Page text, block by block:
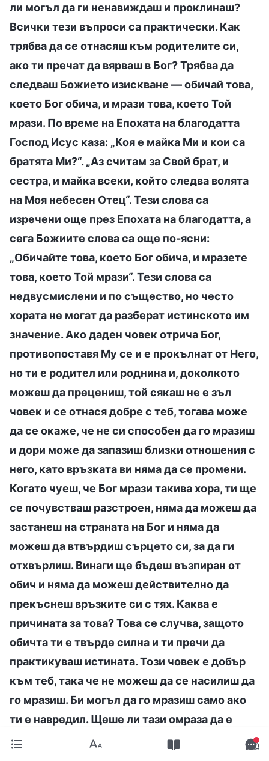
ли могъл да ги ненавиждаш и проклинаш?
Всички тези въпроси са практически. Как
трябва да се отнасяш към родителите си,
ако ти пречат да вярваш в Бог? Трябва да
следваш Божието изискване — обичай това,
което Бог обича, и мрази това, което Той
мрази. По време на Епохата на благодатта
Господ Исус каза: „Коя е майка Ми и кои са
братята Ми?“. „Аз считам за Свой брат, и
сестра, и майка всеки, който следва волята
на Моя небесен Отец“. Тези слова са
изречени още през Епохата на благодатта, а
сега Божиите слова са още по-ясни:
„Обичайте това, което Бог обича, и мразете
това, което Той мрази“. Тези слова са
недвусмислени и по същество, но често
хората не могат да разберат истинското им
значение. Ако даден човек отрича Бог,
противопоставя Му се и е прокълнат от Него,
но ти е родител или роднина и, доколкото
можеш да прецениш, той сякаш не е зъл
човек и се отнася добре с теб, тогава може
да се окаже, че не си способен да го мразиш
и дори може да запазиш близки отношения с
него, като връзката ви няма да се промени.
Когато чуеш, че Бог мрази такива хора, ти ще
се почувстваш разстроен, няма да можеш да
застанеш на страната на Бог и няма да
можеш да втвърдиш сърцето си, за да ги
отхвърлиш. Винаги ще бъдеш възпиран от
обич и няма да можеш действително да
прекъснеш връзките си с тях. Каква е
причината за това? Това се случва, защото
обичта ти е твърде силна и ти пречи да
практикуваш истината. Този човек е добър
към теб, така че не можеш да се насилиш да
го мразиш. Би могъл да го мразиш само ако
ти е навредил. Щеше ли тази омраза да е
съгласно истините принципи? Също така, ти